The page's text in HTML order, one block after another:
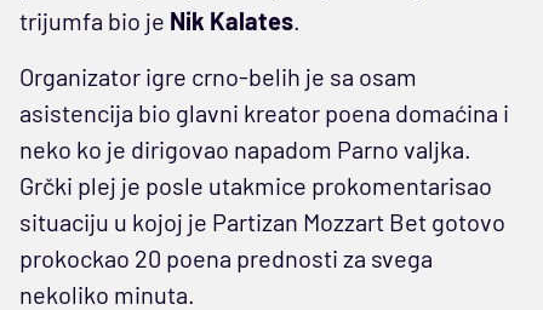
trijumfa bio je Nik Kalates.
Organizator igre crno-belih je sa osam
asistencija bio glavni kreator poena domaćina i
neko ko je dirigovao napadom Parno valjka.
Grčki plej je posle utakmice prokomentarisao
situaciju u kojoj je Partizan Mozzart Bet gotovo
prokockao 20 poena prednosti za svega
nekoliko minuta.